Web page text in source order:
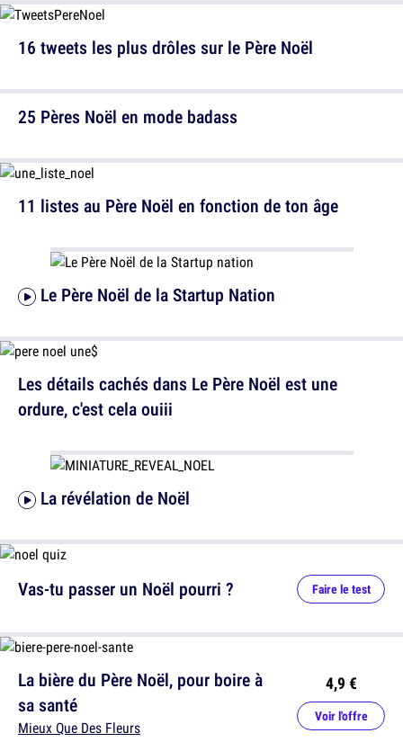
25 Pères Noël en mode badass
Le Père Noël de la Startup Nation
Vas-tu passer un Noël pourri ? Faire le test
La bière du Père Noël, pour boire à
sa santé
Mieux Que Des Fleurs
4,9 €
Voir l'offre
16 tweets les plus drôles sur le Père Noël
11 listes au Père Noël en fonction de ton âge
Les détails cachés dans Le Père Noël est une
ordure, c'est cela ouiii
La révélation de Noël